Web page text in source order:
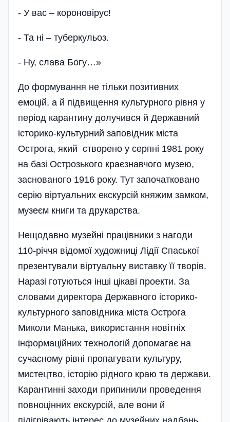
- У вас – короновірус!
- Та ні – туберкульоз.
- Ну, слава Богу…»
До формування не тільки позитивних
емоцій, а й підвищення культурного рівня у
період карантину долучився й Державний
історико-культурний заповідник міста
Острога, який створено у серпні 1981 року
на базі Острозького краєзнавчого музею,
заснованого 1916 року. Тут започатковано
серію віртуальних екскурсій княжим замком,
музеєм книги та друкарства.
Нещодавно музейні працівники з нагоди
110-річчя відомої художниці Лідії Спаської
презентували віртуальну виставку її творів.
Наразі готуються інші цікаві проекти. За
словами директора Державного історико-
культурного заповідника міста Острога
Миколи Манька, використання новітніх
інформаційних технологій допомагає на
сучасному рівні пропагувати культуру,
мистецтво, історію рідного краю та держави.
Карантинні заходи припинили проведення
повноцінних екскурсій, але вони й